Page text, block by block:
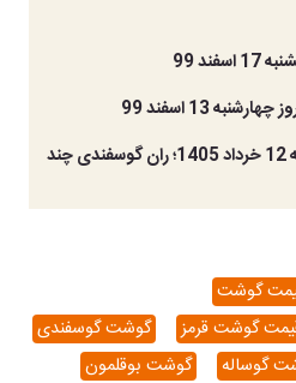
99
13 اسفند 99
قیمت گوشت امروز سه شنبه 12 خرداد 1405؛ ران گوسفندی چند
گوشت
گوشت قرمز
گوشت گوسفندی
گوساله
گوشت بوقلمون